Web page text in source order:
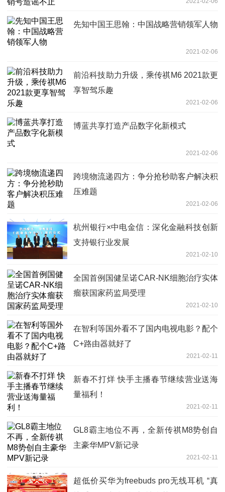
先知中国王思翰：中国战略营销领军人物
2021-02-06
前沿科技助力升级，乘传祺M6 2021款更
享智驾乐趣
2021-02-06
博蓝共享打造产品数字化新模式
2021-02-06
跨境物流递四方：争分抢秒助客户解决积
压难题
2021-02-06
杭州银行×中电金信：深化金融科技创新
支持银行业发展
2021-02-10
全国首例国健呈诺CAR-NK细胞治疗实体
瘤获国家药监局受理
2021-02-10
在智利等国外看不了国内电视电影？配个
C+路由器就好了
2021-02-11
新春不打烊 快手主播春节继续营业送海
量福利！
2021-02-11
GL8霸主地位不再，全新传祺M8势创自
主豪华MPV新记录
2021-02-11
超低价买华为freebuds pro无线耳机 “真